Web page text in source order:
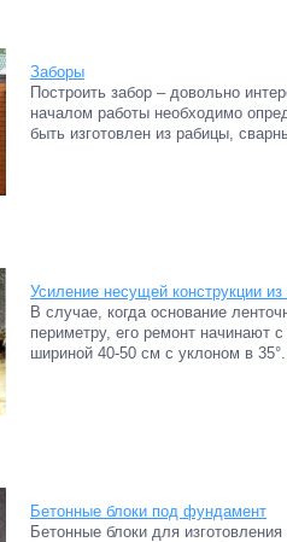
Заборы
Построить забор – довольно
началом работы необходимо
быть изготовлен из рабицы,
Усиление несущей конструкции из
В случае, когда основание
периметру, его ремонт начинают
шириной 40-50 см с уклоном в
Бетонные блоки под фундамент
Бетонные блоки для